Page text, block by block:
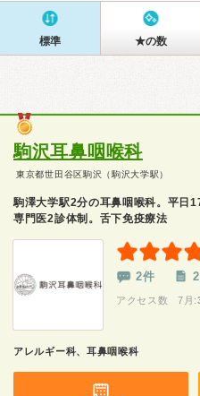
標準 ★の数
駒沢耳鼻咽喉科
東京都世田谷区駒沢（駒沢大学駅）
駒澤大学駅2分の耳鼻咽喉科。平日
専門医2診体制。舌下免疫療法
2件
アクセス数 7月:
アレルギー科、耳鼻咽喉科